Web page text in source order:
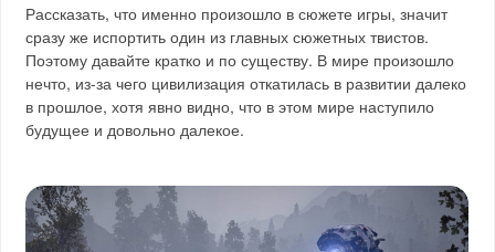
Рассказать, что именно произошло в сюжете игры, значит
сразу же испортить один из главных сюжетных твистов.
Поэтому давайте кратко и по существу. В мире произошло
нечто, из-за чего цивилизация откатилась в развитии далеко
в прошлое, хотя явно видно, что в этом мире наступило
будущее и довольно далекое.